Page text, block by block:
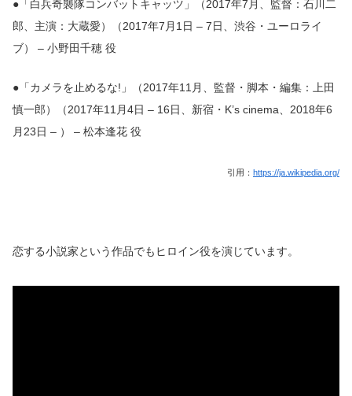
●「白兵奇襲隊コンバットキャッツ」（2017年7月、監督：石川二
郎、主演：大蔵愛）（2017年7月1日 – 7日、渋谷・ユーロライ
ブ） – 小野田千穂 役
●「カメラを止めるな!」（2017年11月、監督・脚本・編集：上田
慎一郎）（2017年11月4日 – 16日、新宿・K’s cinema、2018年6
月23日 – ） – 松本逢花 役
引用： https://ja.wikipedia.org/
恋する小説家という作品でもヒロイン役を演じています。